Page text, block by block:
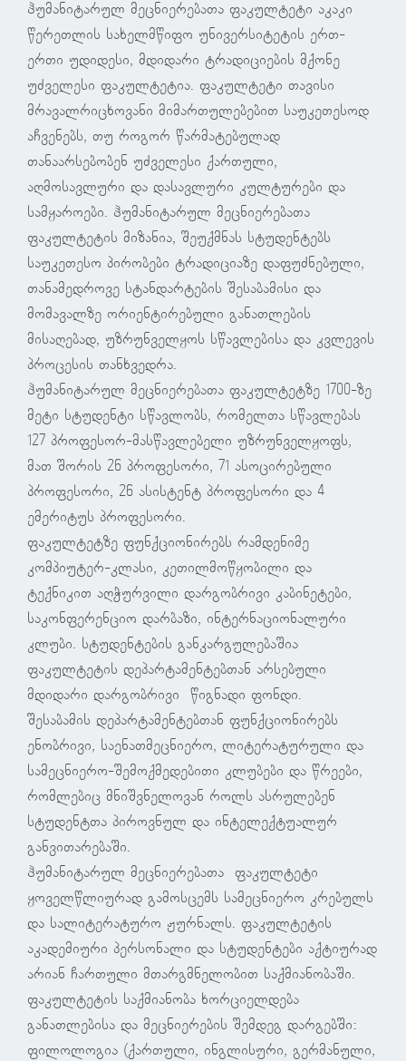
ჰუმანიტარულ მეცნიერებათა ფაკულტეტი აკაკი
წერეთლის სახელმწიფო უნივერსიტეტის ერთ-
ერთი უდიდესი, მდიდარი ტრადიციების მქონე
უძველესი ფაკულტეტია. ფაკულტეტი თავისი
მრავალრიცხოვანი მიმართულებებით საუკეთესოდ
აჩვენებს, თუ როგორ წარმატებულად
თანაარსებობენ უძველესი ქართული,
აღმოსავლური და დასავლური კულტურები და
სამყაროები. ჰუმანიტარულ მეცნიერებათა
ფაკულტეტის მიზანია, შეუქმნას სტუდენტებს
საუკეთესო პირობები ტრადიციაზე დაფუძნებული,
თანამედროვე სტანდარტების შესაბამისი და
მომავალზე ორიენტირებული განათლების
მისაღებად, უზრუნველყოს სწავლებისა და კვლევის
პროცესის თანხვედრა.
ჰუმანიტარულ მეცნიერებათა ფაკულტეტზე 1700-ზე
მეტი სტუდენტი სწავლობს, რომელთა სწავლებას
127 პროფესორ-მასწავლებელი უზრუნველყოფს,
მათ შორის 26 პროფესორი, 71 ასოცირებული
პროფესორი, 26 ასისტენტ პროფესორი და 4
ემერიტუს პროფესორი.
ფაკულტეტზე ფუნქციონირებს რამდენიმე
კომპიუტერ-კლასი, კეთილმოწყობილი და
ტექნიკით აღჭურვილი დარგობრივი კაბინეტები,
საკონფერენციო დარბაზი, ინტერნაციონალური
კლუბი. სტუდენტების განკარგულებაშია
ფაკულტეტის დეპარტამენტებთან არსებული
მდიდარი დარგობრივი წიგნადი ფონდი.
შესაბამის დეპარტამენტებთან ფუნქციონირებს
ენობრივი, საენათმეცნიერო, ლიტერატურული და
სამეცნიერო-შემოქმედებითი კლუბები და წრეები,
რომლებიც მნიშვნელოვან როლს ასრულებენ
სტუდენტთა პიროვნულ და ინტელექტუალურ
განვითარებაში.
ჰუმანიტარულ მეცნიერებათა ფაკულტეტი
ყოველწლიურად გამოსცემს სამეცნიერო კრებულს
და სალიტერატურო ჟურნალს. ფაკულტეტის
აკადემიური პერსონალი და სტუდენტები აქტიურად
არიან ჩართული მთარგმნელობით საქმიანობაში.
ფაკულტეტის საქმიანობა ხორციელდება
განათლებისა და მეცნიერების შემდეგ დარგებში:
ფილოლოგია (ქართული, ინგლისური, გერმანული,